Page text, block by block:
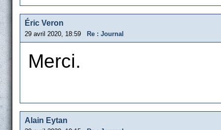
Éric Veron
29 avril 2020, 18:59 Re : Journal
Merci.
Alain Eytan